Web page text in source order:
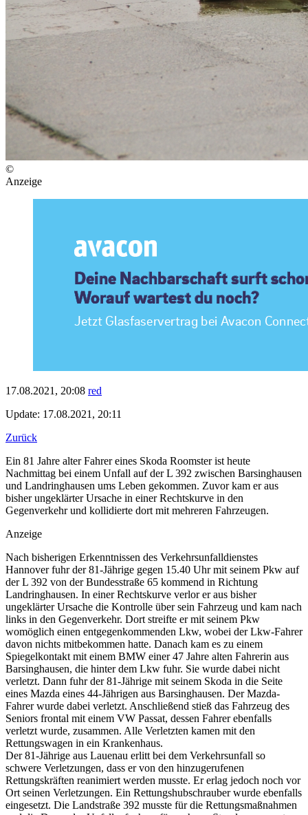
©
Anzeige
17.08.2021, 20:08 red
Update: 17.08.2021, 20:11
Zurück
Ein 81 Jahre alter Fahrer eines Skoda Roomster ist heute
Nachmittag bei einem Unfall auf der L 392 zwischen Barsinghausen
und Landringhausen ums Leben gekommen. Zuvor kam er aus
bisher ungeklärter Ursache in einer Rechtskurve in den
Gegenverkehr und kollidierte dort mit mehreren Fahrzeugen.
Anzeige
Nach bisherigen Erkenntnissen des Verkehrsunfalldienstes
Hannover fuhr der 81-Jährige gegen 15.40 Uhr mit seinem Pkw auf
der L 392 von der Bundesstraße 65 kommend in Richtung
Landringhausen. In einer Rechtskurve verlor er aus bisher
ungeklärter Ursache die Kontrolle über sein Fahrzeug und kam nach
links in den Gegenverkehr. Dort streifte er mit seinem Pkw
womöglich einen entgegenkommenden Lkw, wobei der Lkw-Fahrer
davon nichts mitbekommen hatte. Danach kam es zu einem
Spiegelkontakt mit einem BMW einer 47 Jahre alten Fahrerin aus
Barsinghausen, die hinter dem Lkw fuhr. Sie wurde dabei nicht
verletzt. Dann fuhr der 81-Jährige mit seinem Skoda in die Seite
eines Mazda eines 44-Jährigen aus Barsinghausen. Der Mazda-
Fahrer wurde dabei verletzt. Anschließend stieß das Fahrzeug des
Seniors frontal mit einem VW Passat, dessen Fahrer ebenfalls
verletzt wurde, zusammen. Alle Verletzten kamen mit den
Rettungswagen in ein Krankenhaus.
Der 81-Jährige aus Lauenau erlitt bei dem Verkehrsunfall so
schwere Verletzungen, dass er von den hinzugerufenen
Rettungskräften reanimiert werden musste. Er erlag jedoch noch vor
Ort seinen Verletzungen. Ein Rettungshubschrauber wurde ebenfalls
eingesetzt. Die Landstraße 392 musste für die Rettungsmaßnahmen